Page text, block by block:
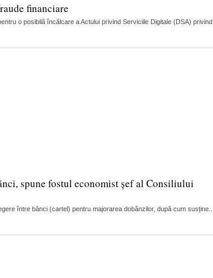
financiare
o posibilă încălcare a Actului privind Serviciile Digitale (DSA) privind
spune fostul economist șef al Consiliului
între bănci (cartel) pentru majorarea dobânzilor, după cum susține...